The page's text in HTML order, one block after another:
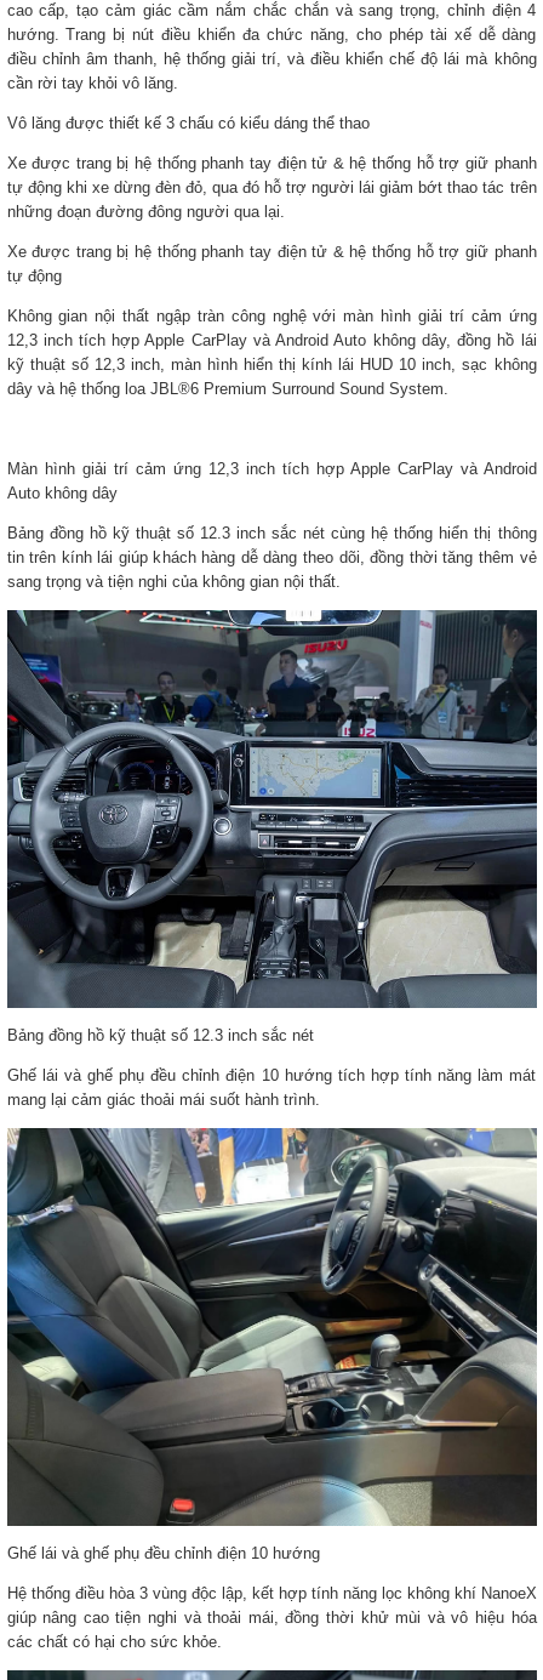
cao cấp, tạo cảm giác cầm nắm chắc chắn và sang trọng, chỉnh điện 4
hướng. Trang bị nút điều khiển đa chức năng, cho phép tài xế dễ dàng
điều chỉnh âm thanh, hệ thống giải trí, và điều khiển chế độ lái mà không
cần rời tay khỏi vô lăng.
Vô lăng được thiết kế 3 chấu có kiểu dáng thể thao
Xe được trang bị hệ thống phanh tay điện tử & hệ thống hỗ trợ giữ phanh
tự động khi xe dừng đèn đỏ, qua đó hỗ trợ người lái giảm bớt thao tác trên
những đoạn đường đông người qua lại.
Xe được trang bị hệ thống phanh tay điện tử & hệ thống hỗ trợ giữ phanh
tự động
Không gian nội thất ngập tràn công nghệ với màn hình giải trí cảm ứng
12,3 inch tích hợp Apple CarPlay và Android Auto không dây, đồng hồ lái
kỹ thuật số 12,3 inch, màn hình hiển thị kính lái HUD 10 inch, sạc không
dây và hệ thống loa JBL®6 Premium Surround Sound System.
Màn hình giải trí cảm ứng 12,3 inch tích hợp Apple CarPlay và Android
Auto không dây
Bảng đồng hồ kỹ thuật số 12.3 inch sắc nét cùng hệ thống hiển thị thông
tin trên kính lái giúp khách hàng dễ dàng theo dõi, đồng thời tăng thêm vẻ
sang trọng và tiện nghi của không gian nội thất.
Bảng đồng hồ kỹ thuật số 12.3 inch sắc nét
Ghế lái và ghế phụ đều chỉnh điện 10 hướng tích hợp tính năng làm mát
mang lại cảm giác thoải mái suốt hành trình.
Ghế lái và ghế phụ đều chỉnh điện 10 hướng
Hệ thống điều hòa 3 vùng độc lập, kết hợp tính năng lọc không khí NanoeX
giúp nâng cao tiện nghi và thoải mái, đồng thời khử mùi và vô hiệu hóa
các chất có hại cho sức khỏe.